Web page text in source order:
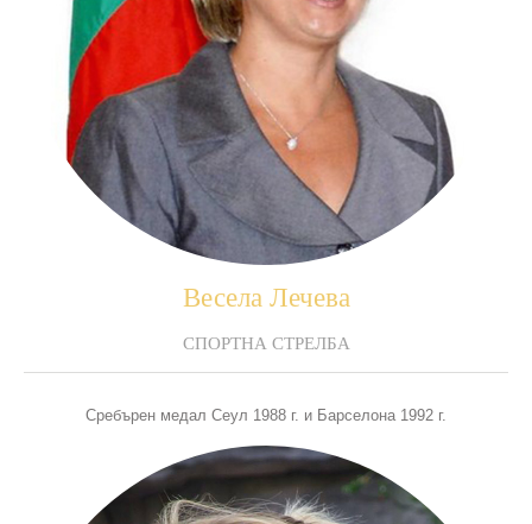
Веселa Лечева
СПОРТНА СТРЕЛБА
Сребърен медал Сеул 1988 г. и Барселона 1992 г.